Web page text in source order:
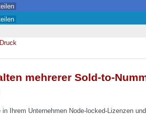
Druck
mehrerer Sold-to-
in Ihrem Unternehmen Node-locked-Lizenzen